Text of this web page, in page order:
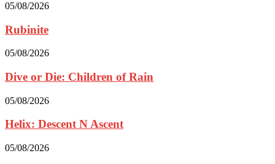
05/08/2026
Rubinite
05/08/2026
Dive or Die: Children of Rain
05/08/2026
Helix: Descent N Ascent
05/08/2026